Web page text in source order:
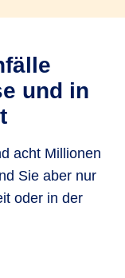
und in
acht Millionen
Sie aber nur
oder in der